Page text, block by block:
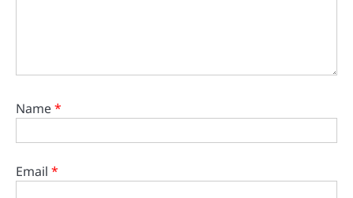
Name*
Email *